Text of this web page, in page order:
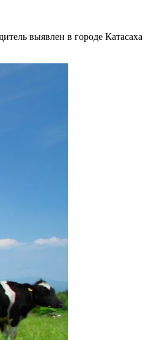
выявлен в городе Катасаха